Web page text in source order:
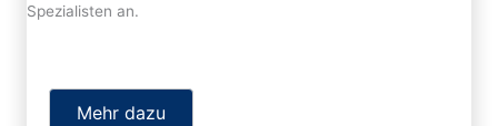
Spezialisten an.
Mehr dazu